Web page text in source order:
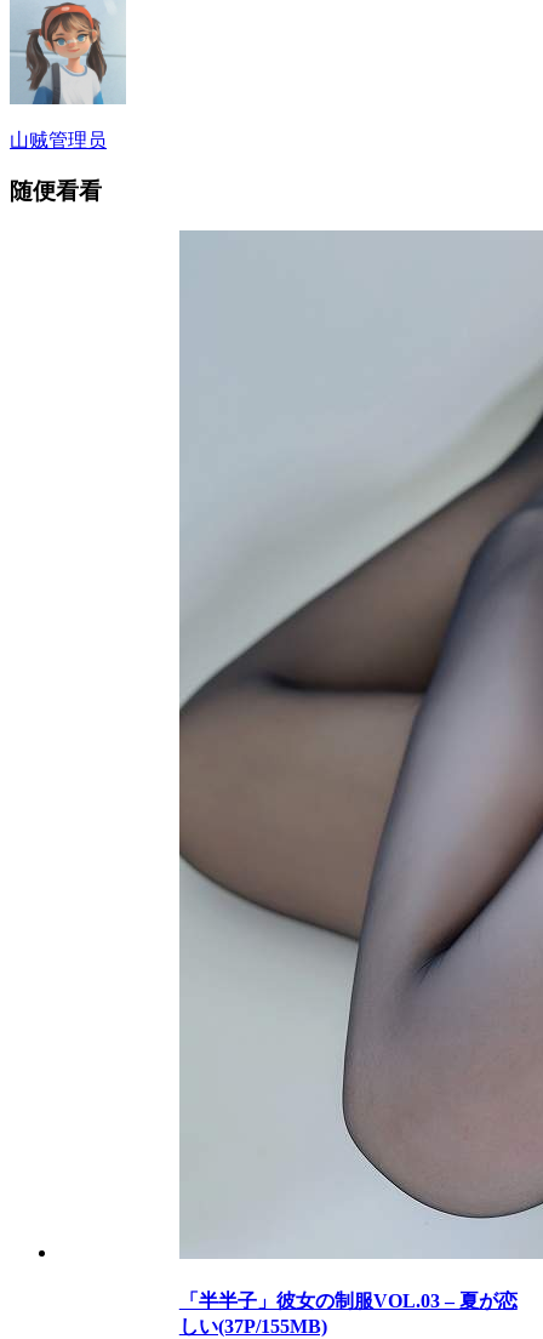
山贼管理员
随便看看
「半半子」彼女の制服VOL.03 – 夏が恋
しい(37P/155MB)